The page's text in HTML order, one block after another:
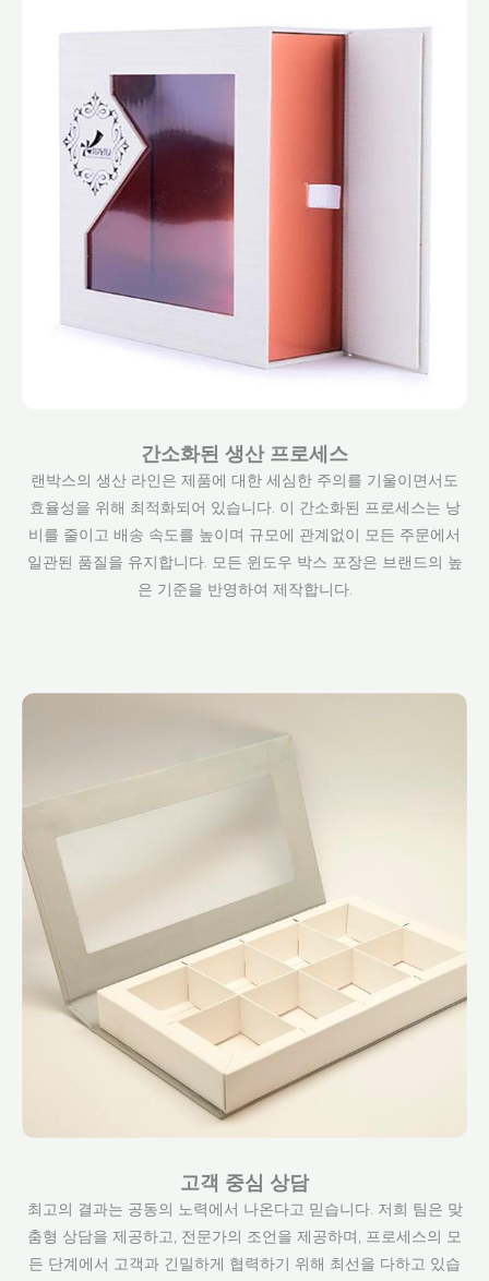
간소화된 생산 프로세스
랜박스의 생산 라인은 제품에 대한 세심한 주의를 기울이면서도
효율성을 위해 최적화되어 있습니다. 이 간소화된 프로세스는 낭
비를 줄이고 배송 속도를 높이며 규모에 관계없이 모든 주문에서
일관된 품질을 유지합니다. 모든 윈도우 박스 포장은 브랜드의 높
은 기준을 반영하여 제작합니다.
고객 중심 상담
최고의 결과는 공동의 노력에서 나온다고 믿습니다. 저희 팀은 맞
춤형 상담을 제공하고, 전문가의 조언을 제공하며, 프로세스의 모
든 단계에서 고객과 긴밀하게 협력하기 위해 최선을 다하고 있습